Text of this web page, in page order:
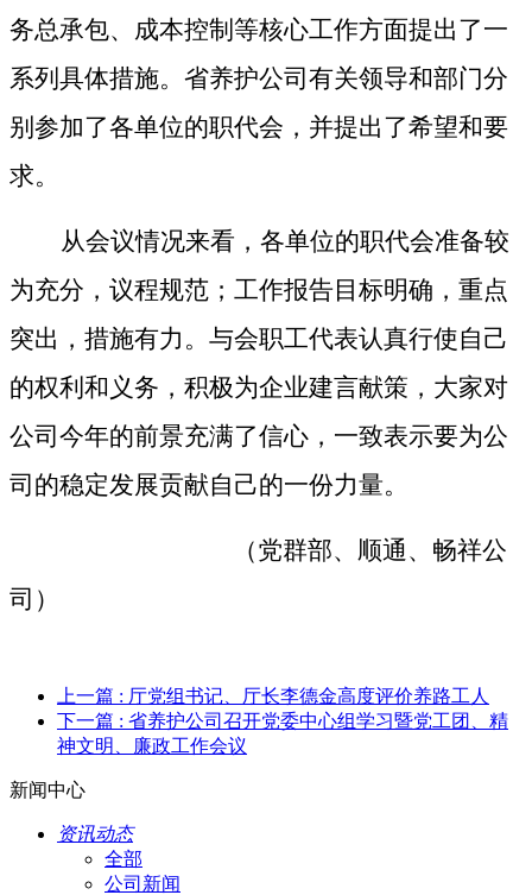
务总承包、成本控制等核心工作方面提出了一
系列具体措施。省养护公司有关领导和部门分
别参加了各单位的职代会，并提出了希望和要
求。
从会议情况来看，各单位的职代会准备较
为充分，议程规范；工作报告目标明确，重点
突出，措施有力。与会职工代表认真行使自己
的权利和义务，积极为企业建言献策，大家对
公司今年的前景充满了信心，一致表示要为公
司的稳定发展贡献自己的一份力量。
（党群部、顺通、畅祥公
司）
上一篇 : 厅党组书记、厅长李德金高度评价养路工人
下一篇 : 省养护公司召开党委中心组学习暨党工团、精
神文明、廉政工作会议
新闻中心
资讯动态
全部
公司新闻